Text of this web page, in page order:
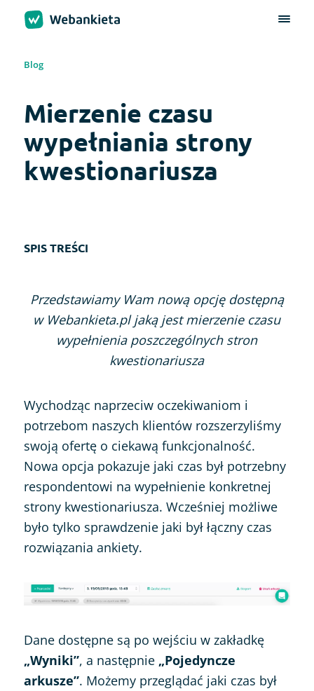
Blog
Mierzenie czasu
wypełniania strony
kwestionariusza
SPIS TREŚCI
Przedstawiamy Wam nową opcję dostępną
w Webankieta.pl jaką jest mierzenie czasu
wypełnienia poszczególnych stron
kwestionariusza
Wychodząc naprzeciw oczekiwaniom i
potrzebom naszych klientów rozszerzyliśmy
swoją ofertę o ciekawą funkcjonalność.
Nowa opcja pokazuje jaki czas był potrzebny
respondentowi na wypełnienie konkretnej
strony kwestionariusza. Wcześniej możliwe
było tylko sprawdzenie jaki był łączny czas
rozwiązania ankiety.
Dane dostępne są po wejściu w zakładkę
„Wyniki”, a następnie „Pojedyncze
arkusze”. Możemy przeglądać jaki czas był